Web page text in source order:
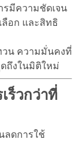
มีความชัดเจน
ลือก และสิทธิ
วน ความมั่นคงที่
ถึงในมิติใหม่
ร็วกว่าที่
ลดการใช้